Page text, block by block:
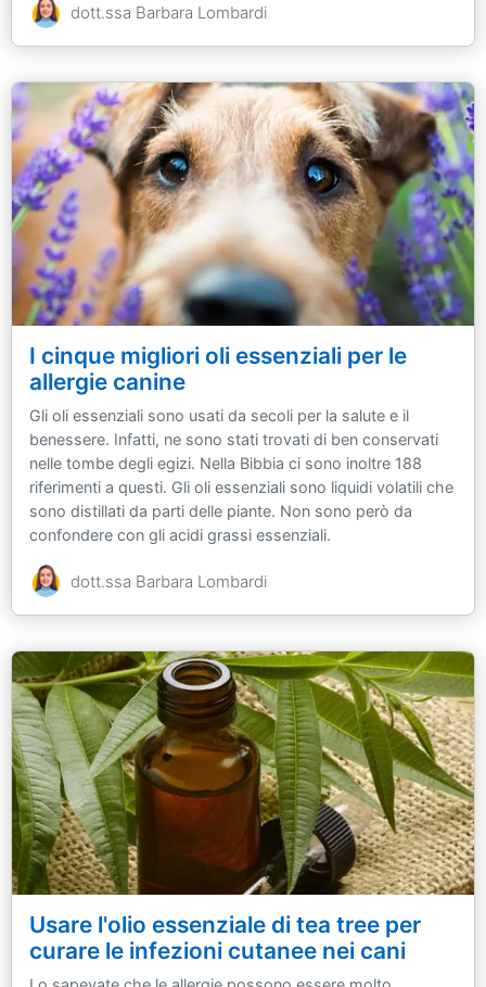
dott.ssa Barbara Lombardi
I cinque migliori oli essenziali per le
allergie canine
Gli oli essenziali sono usati da secoli per la salute e il
benessere. Infatti, ne sono stati trovati di ben conservati
nelle tombe degli egizi. Nella Bibbia ci sono inoltre 188
riferimenti a questi. Gli oli essenziali sono liquidi volatili che
sono distillati da parti delle piante. Non sono però da
confondere con gli acidi grassi essenziali.
dott.ssa Barbara Lombardi
Usare l'olio essenziale di tea tree per
curare le infezioni cutanee nei cani